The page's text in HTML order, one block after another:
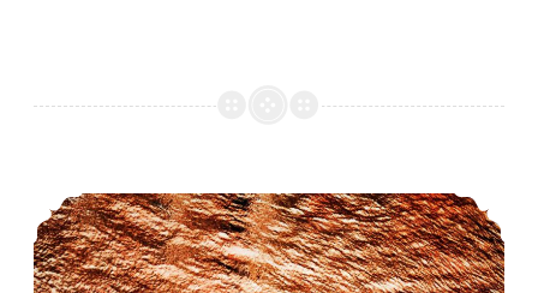
*Rezension* -> Blaues Gold – Wasser wie Blut von Christelle Zaurrini